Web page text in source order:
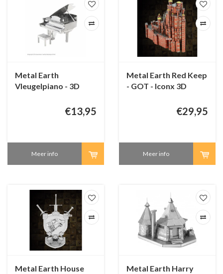
Metal Earth
Vleugelpiano - 3D
€13,95
Meer info
Metal Earth Red Keep
- GOT - Iconx 3D
€29,95
Meer info
Metal Earth House
Metal Earth Harry